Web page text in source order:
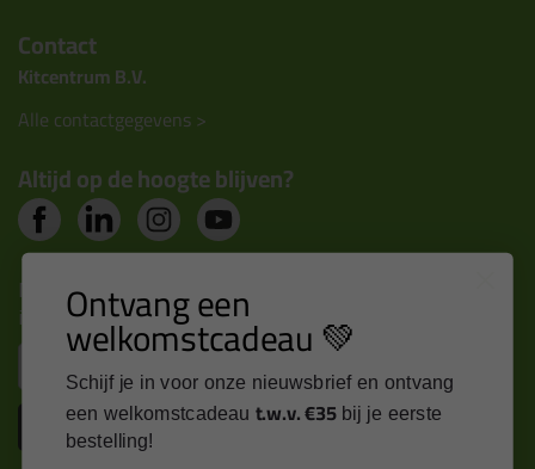
Contact
Kitcentrum B.V.
Alle contactgegevens >
Altijd op de hoogte blijven?
Nieuws, tips en exclusieve deals rechtstreeks in je
inbox
Inschrijven
Ontvang een
welkomstcadeau 💚
Schijf je in voor onze nieuwsbrief en ontvang
een welkomstcadeau t.w.v. €35 bij je eerste
bestelling!